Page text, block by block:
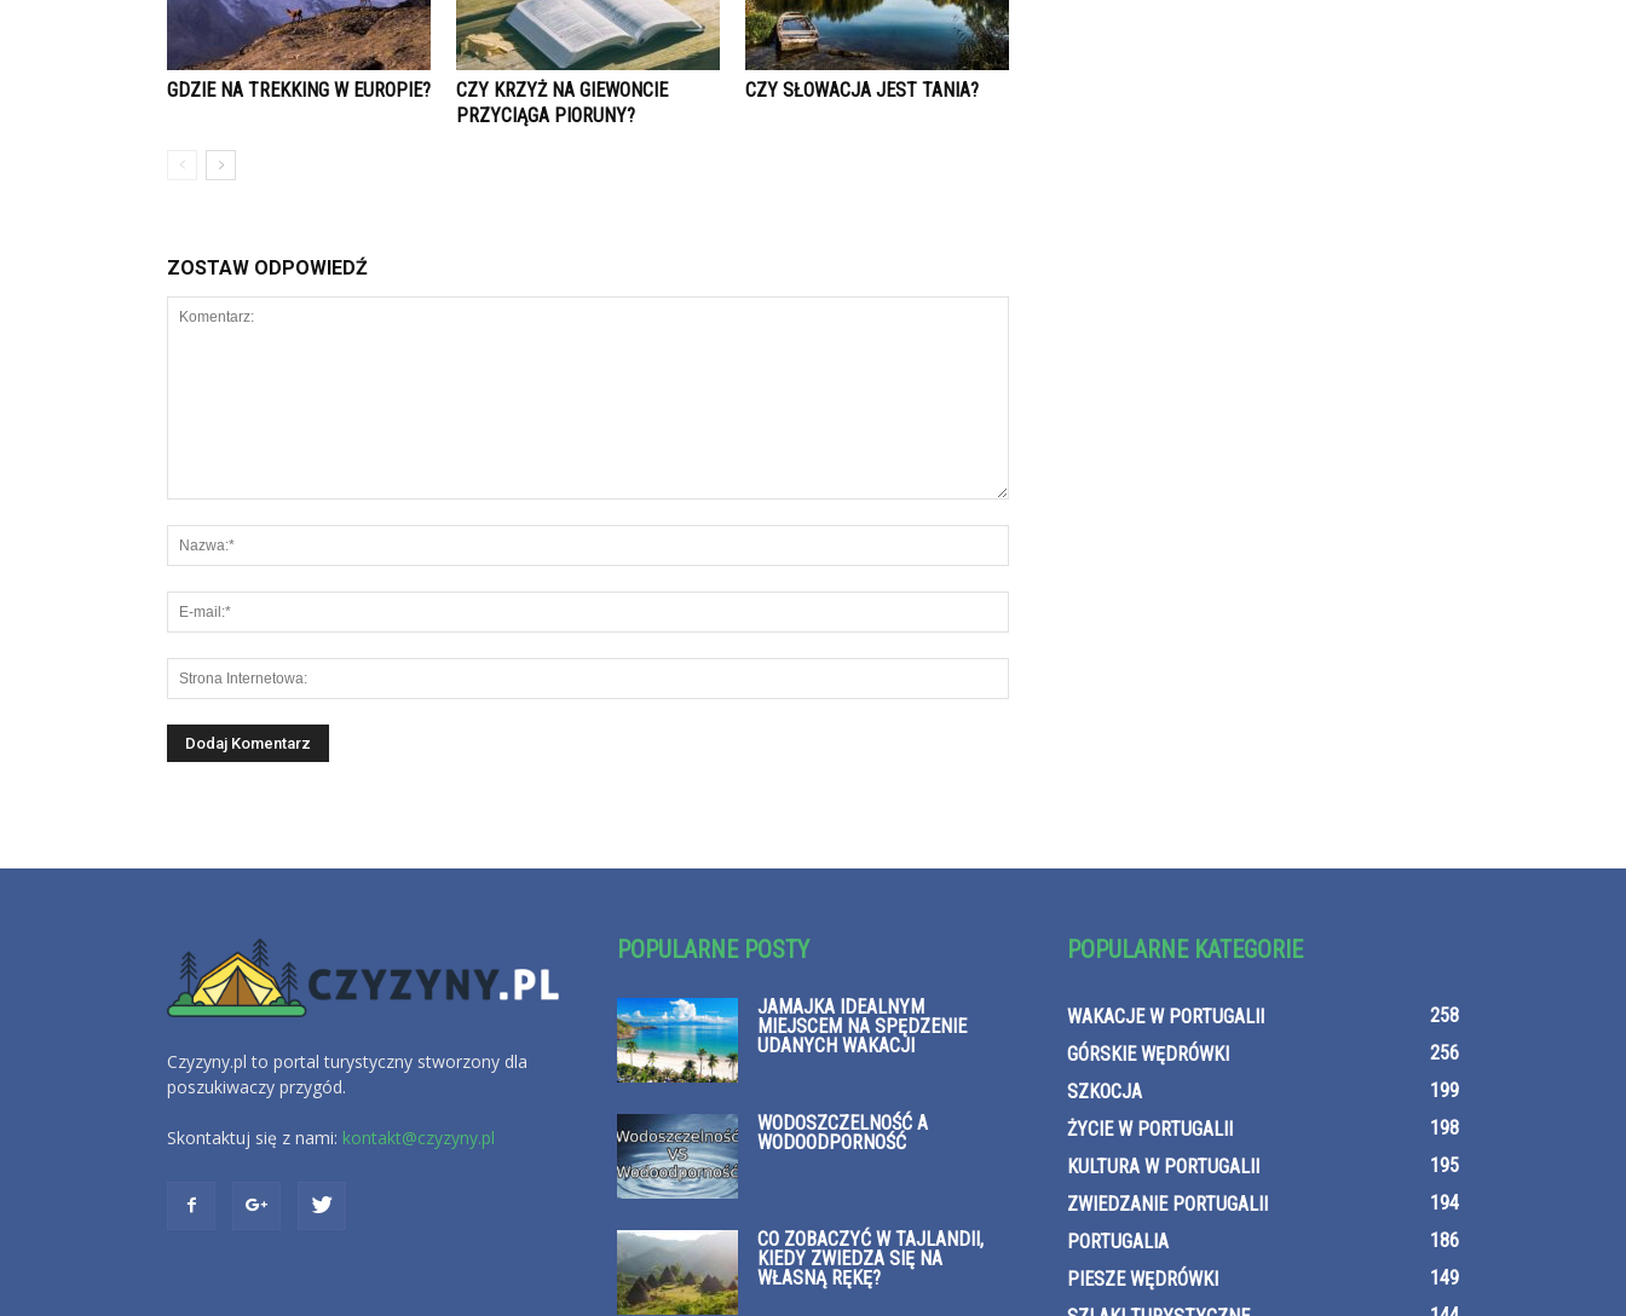
GDZIE NA TREKKING W EUROPIE?
CZY KRZYŻ NA GIEWONCIE
PRZYCIĄGA PIORUNY?
CZY SŁOWACJA JEST TANIA?
ZOSTAW ODPOWIEDŹ
Czyzyny.pl to portal turystyczny stworzony dla
poszukiwaczy przygód.
Skontaktuj się z nami: kontakt@czyzyny.pl
POPULARNE POSTY
JAMAJKA IDEALNYM
MIEJSCEM NA SPĘDZENIE
UDANYCH WAKACJI
WODOSZCZELNOŚĆ A
WODOODPORNOŚĆ
CO ZOBACZYĆ W TAJLANDII,
KIEDY ZWIEDZA SIĘ NA
WŁASNĄ RĘKĘ?
POPULARNE KATEGORIE
WAKACJE W PORTUGALII
258
GÓRSKIE WĘDRÓWKI
256
SZKOCJA
199
ŻYCIE W PORTUGALII
198
KULTURA W PORTUGALII
195
ZWIEDZANIE PORTUGALII
194
PORTUGALIA
186
PIESZE WĘDRÓWKI
149